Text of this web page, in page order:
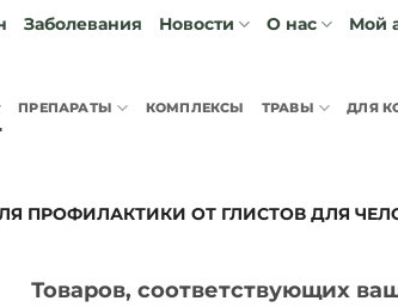
Заболевания Новости О нас Мой
ПРЕПАРАТЫ КОМПЛЕКСЫ ТРАВЫ ДЛЯ
ПРОФИЛАКТИКИ ОТ ГЛИСТОВ ДЛЯ
Товаров, соответствующих